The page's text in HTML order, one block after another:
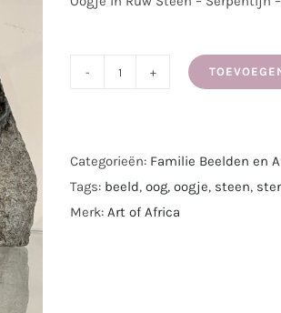
Steen
I
Gemaakt
Categorieën: Familie Beelden en
Tags: beeld, oog, oogje, steen,
Merk: Art of Africa